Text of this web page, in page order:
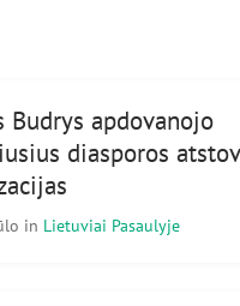
Budrys apdovanojo
diasporos
in Lietuviai Pasaulyje